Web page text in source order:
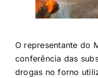
O representante do
conferência das
drogas no forno